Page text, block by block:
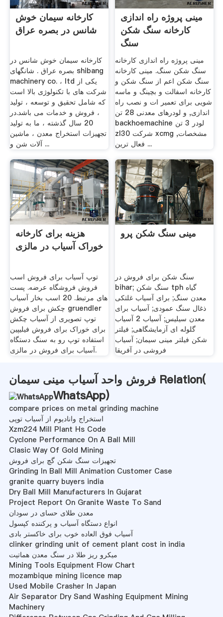
کارخانه سیمان خوش
شانس در بصره عراق
کارخانه سیمان خوش شانس در
بصره عراق . شانگهای shibang
machinery co. ، ltd یکی از
شرکت های با تکنولوژی بالا است
که شامل تحقیق و توسعه ، تولید
، فروش و خدمات می باشد.در
20 سال گذشته ، ما به تولید
تجهیزات استخراج معدن ، ماشین
آلات شن و ...
مینی پروژه راه اندازی
کارخانه سنگ شکن
سنگ
مینی پروژه راه اندازی کارخانه
سنگ شکن سنگ. مینی کارخانه
سنگ شکن اعم از سنگ شکن و
کارخانه اسفالت و بچینگ و ماسه
شویی برای تعمیر ات و نصب راه
اندازی, و لودرهای معدنی 28 تن
backhoemachine لودر 3 تن
zl30 شرکت xcmg مشخصات,
فعال ترين ...
هزینه برای کارخانه
خوراک آسیاب در مالزی
توپ آسیاب برای فروش اسب
فروش فروشگاه عرضه. پست
های مرتبط. 20 اسب بخار آسیاب
چکش برای فروش gruendler
توپ تصویری از آسیاب چکش
برای خوراک برای فروش فیلیپین
استفاده توپ رو به سنگ دستگاه
آسیاب برای فروش در مالزی.
مینی سنگ شکن پرو
سنگ شکن برای فروش در
bihar; سنگ شکن tph گیاه
معدن سنگ; برای آسیاب غلتکی
ذغال سنگ عمودی; آسیاب برای
معدن سیلیس; آسیاب 2 آسیاب
گلوله ای آزمایشگاهی; فیلتر
شکن فیلتر مینی سیمان; آسیاب
فروشی در آفریقا
فروش واحد آسیاب مینی سیمان Relation(
WhatsApp)
compare prices on metal grinding machine
استخراج وانادیوم از آسیاب توپی
Xzm224 Mill Plant Hs Code
Cyclone Performance On A Ball Mill
Clasic Way Of Gold Mining
تجهیزات سنگ شکن گچ برای فروش
Grinding In Ball Mill Animation Customer Case
granite quarry buyers india
Dry Ball Mill Manufacturers In Gujarat
Project Report On Granite Waste To Sand
معدن طلای حسای در سودان
انواع دستگاه آسیاب و پرکننده کپسول
آسیاب فوق العاده خوب برای خاکستر بادی
clinker grinding unit of cement plant cost in india
میکرو ریز طلا در سنگ معدن هماتیت
Mining Tools Equipment Flow Chart
mozambique mining licence map
Used Mobile Crasher In Japan
Air Separator Dry Sand Washing Equipment Mining
Machinery